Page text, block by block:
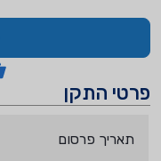
פרטי התקן
תאריך פרסום